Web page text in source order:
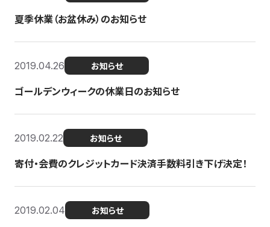
夏季休業（お盆休み）のお知らせ
2019.04.26 お知らせ
ゴールデンウィークの休業日のお知らせ
2019.02.22 お知らせ
寄付・会費のクレジットカード決済手数料引き下げ決定！
2019.02.04 お知らせ